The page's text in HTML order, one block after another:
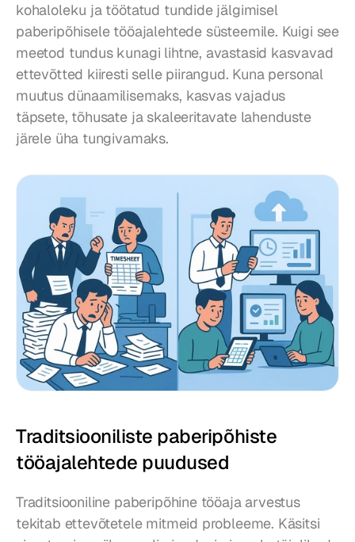
kohaloleku ja töötatud tundide jälgimisel
paberipõhisele tööajalehtede süsteemile. Kuigi see
meetod tundus kunagi lihtne, avastasid kasvavad
ettevõtted kiiresti selle piirangud. Kuna personal
muutus dünaamilisemaks, kasvas vajadus
täpsete, tõhusate ja skaleeritavate lahenduste
järele üha tungivamaks.
Traditsiooniliste paberipõhiste
tööajalehtede puudused
Traditsiooniline paberipõhine tööaja arvestus
tekitab ettevõtetele mitmeid probleeme. Käsitsi